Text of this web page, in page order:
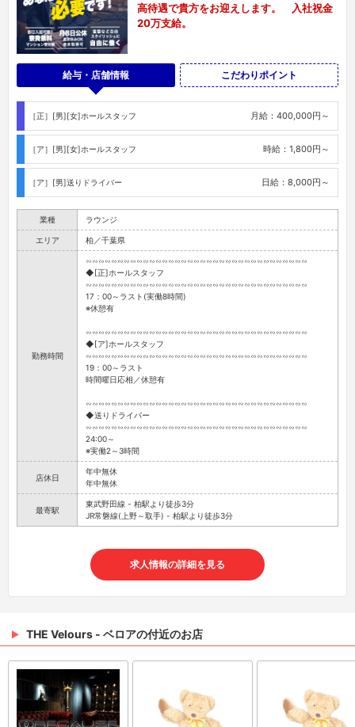
高待遇で貴方をお迎えします。 入社祝金
20万支給。
給与・店舗情報 こだわりポイント
［正］[男][女]ホールスタッフ 月給：400,000円～
［ア］[男][女]ホールスタッフ 時給：1,800円～
［ア］[男]送りドライバー 日給：8,000円～
業種 ラウンジ
エリア 柏／千葉県
勤務時間
∽∽∽∽∽∽∽∽∽∽∽∽∽∽∽∽∽∽∽∽∽∽∽∽∽∽∽∽∽∽∽∽∽∽∽
◆[正]ホールスタッフ
∽∽∽∽∽∽∽∽∽∽∽∽∽∽∽∽∽∽∽∽∽∽∽∽∽∽∽∽∽∽∽∽∽∽∽
17：00～ラスト(実働8時間)
※休憩有
∽∽∽∽∽∽∽∽∽∽∽∽∽∽∽∽∽∽∽∽∽∽∽∽∽∽∽∽∽∽∽∽∽∽∽
◆[ア]ホールスタッフ
∽∽∽∽∽∽∽∽∽∽∽∽∽∽∽∽∽∽∽∽∽∽∽∽∽∽∽∽∽∽∽∽∽∽∽
19：00～ラスト
時間曜日応相／休憩有
∽∽∽∽∽∽∽∽∽∽∽∽∽∽∽∽∽∽∽∽∽∽∽∽∽∽∽∽∽∽∽∽∽∽∽
◆送りドライバー
∽∽∽∽∽∽∽∽∽∽∽∽∽∽∽∽∽∽∽∽∽∽∽∽∽∽∽∽∽∽∽∽∽∽∽
24:00～
※実働2～3時間
店休日
年中無休
年中無休
最寄駅
東武野田線 - 柏駅より徒歩3分
JR常磐線(上野～取手) - 柏駅より徒歩3分
求人情報の詳細を見る
THE Velours - ベロアの付近のお店